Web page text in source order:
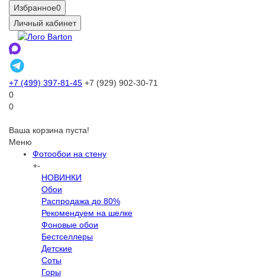
Избранное0
Личный кабинет
+7 (499) 397-81-45 +7 (929) 902-30-71
0
0
Ваша корзина пуста!
Меню
Фотообои на стену
+-
НОВИНКИ
Обои
Распродажа до 80%
Рекомендуем на шелке
Фоновые обои
Бестселлеры
Детские
Соты
Горы